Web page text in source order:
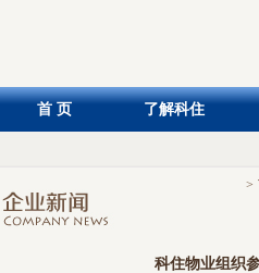
首 页 了解科住
>
科住物业组织